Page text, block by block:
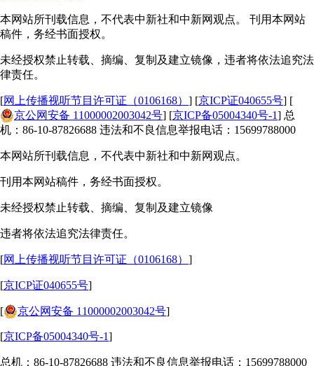
本网站所刊载信息，不代表中新社和中新网观点。 刊用本网站
稿件，务经书面授权。
未经授权禁止转载、摘编、复制及建立镜像，违者将依法追究法
律责任。
[网上传播视听节目许可证（0106168） ] [京ICP证040655号] [
京公网安备 11000002003042号] [京ICP备05004340号-1] 总
机：86-10-87826688 违法和不良信息举报电话：15699788000
本网站所刊载信息，不代表中新社和中新网观点。
刊用本网站稿件，务经书面授权。
未经授权禁止转载、摘编、复制及建立镜像
违者将依法追究法律责任。
[网上传播视听节目许可证（0106168） ]
[京ICP证040655号]
[ 京公网安备 11000002003042号]
[京ICP备05004340号-1]
总机：86-10-87826688 违法和不良信息举报电话：15699788000